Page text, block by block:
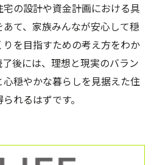
の設計や資金計画における具
て、家族みんなが安心して穏
を目指すための考え方をわか
後には、理想と現実のバラン
穏やかな暮らしを見据えた住
れるはずです。